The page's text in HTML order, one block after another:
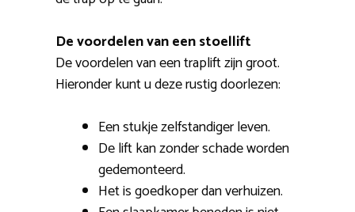
De voordelen van een stoellift
De voordelen van een traplift zijn groot.
Hieronder kunt u deze rustig doorlezen:
Een stukje zelfstandiger leven.
De lift kan zonder schade worden
gedemonteerd.
Het is goedkoper dan verhuizen.